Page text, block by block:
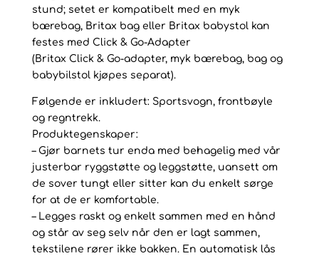
stund; setet er kompatibelt med en myk
bærebag, Britax bag eller Britax babystol kan
festes med Click & Go-Adapter
(Britax Click & Go-adapter, myk bærebag, bag og
babybilstol kjøpes separat).
Følgende er inkludert: Sportsvogn, frontbøyle
og regntrekk.
Produktegenskaper:
– Gjør barnets tur enda med behagelig med vår
justerbar ryggstøtte og leggstøtte, uansett om
de sover tungt eller sitter kan du enkelt sørge
for at de er komfortable.
– Legges raskt og enkelt sammen med en hånd
og står av seg selv når den er lagt sammen,
tekstilene rører ikke bakken. En automatisk lås